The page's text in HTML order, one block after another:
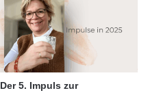
Der 5. Impuls zur